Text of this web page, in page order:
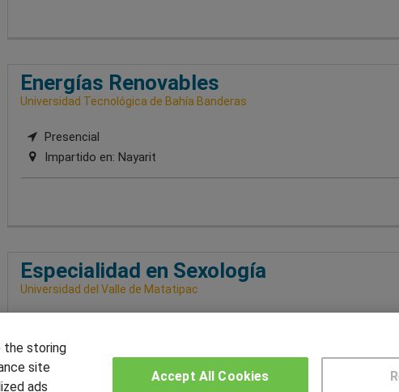
Energías Renovables
Universidad Tecnológica de Bahía Banderas
Presencial
Impartido en: Nayarit
Especialidad en Sexología
Universidad del Valle de Matatipac
Impartido en:
the storing
site
ads
Accept All Cookies